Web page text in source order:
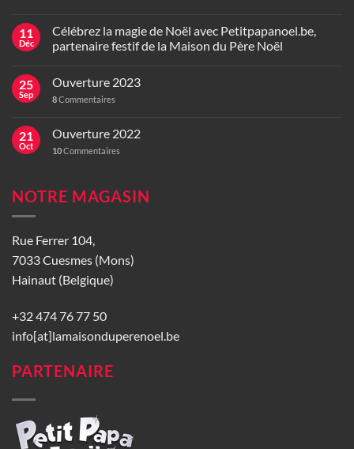
11
Déc
Célébrez la magie de Noël avec Petitpapanoel.be,
partenaire festif de la Maison du Père Noël
25
Sep
Ouverture 2023
8Commentaires
21
Oct
Ouverture 2022
10Commentaires
NOTRE MAGASIN
Rue Ferrer 104,
7033 Cuesmes (Mons)
Hainaut (Belgique)
+32 474 76 77 50
info[at]lamaisonduperenoel.be
PARTENAIRE